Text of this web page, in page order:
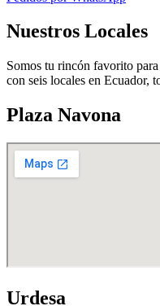
Nuestros Locales
Somos tu rincón favorito
con seis locales en Ecuador,
Plaza Navona
Urdesa